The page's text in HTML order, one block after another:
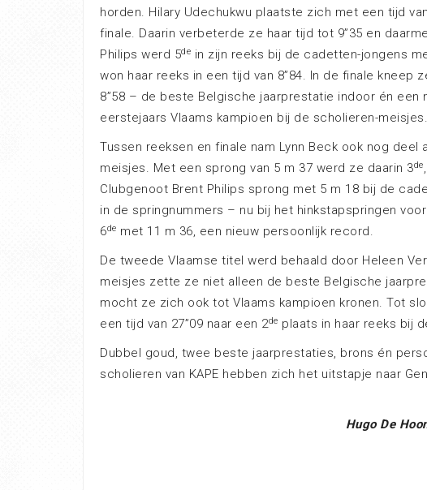
horden. Hilary Udechukwu plaatste zich met een tijd
finale. Daarin verbeterde ze haar tijd tot 9”35 en
Philips werd 5de in zijn reeks bij de cadetten-jongens
won haar reeks in een tijd van 8”84. In de finale kneep
8”58 – de beste Belgische jaarprestatie indoor én
eerstejaars Vlaams kampioen bij de scholieren-meisjes.
Tussen reeksen en finale nam Lynn Beck ook nog
meisjes. Met een sprong van 5 m 37 werd ze daarin 3de
Clubgenoot Brent Philips sprong met 5 m 18 bij de
in de springnummers – nu bij het hinkstapspringen
6de met 11 m 36, een nieuw persoonlijk record.
De tweede Vlaamse titel werd behaald door Heleen
meisjes zette ze niet alleen de beste Belgische
mocht ze zich ook tot Vlaams kampioen kronen. Tot
een tijd van 27”09 naar een 2de plaats in haar reeks bij
Dubbel goud, twee beste jaarprestaties, brons én
scholieren van KAPE hebben zich het uitstapje naar
Hugo De